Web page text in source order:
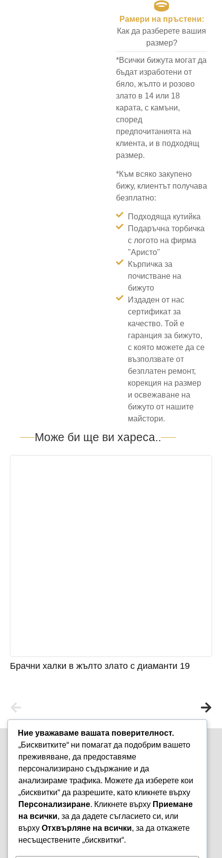
Рамери на пръстени:
Как да разберете вашия
размер?
*Всички бижута могат да
бъдат изработени от
бяло, жълто и розово
злато в 14 или 18
карата, с камъни,
според
предпочитанията на
клиента, и в подходящ
размер.
*Към всяко закупено
бижу, клиентът получава
безплатно:
Подходяща кутийка
Подаръчна торбичка
с логото на фирма
"Аристо"
Кърпичка за
почистване на
бижуто
Издаден от нас
сертификат за
качество. Той е
гаранция за бижуто,
с която можете да се
възползвате от
безплатен ремонт,
корекция на размер
и освежаване на
бижуто от нашите
майстори.
Може би ще ви хареса..
Брачни халки в жълто злато с диаманти 19
Варна, бул. „Княз Борис I-ви“ 47
+359 899 980 729
aristostore@abv.bg
Информация
Контакти
Политика за
Моят профил
Профил
Поръчки
Ние уважаваме вашата поверителност.
„Бисквитките“ ни помагат да подобрим вашето
преживяване, да предоставяме
персонализирано съдържание и да
анализираме трафика. Можете да изберете кои
„бисквитки“ да разрешите, като кликнете върху
Персонализиране. Кликнете върху Приемане
на всички, за да дадете съгласието си, или
върху Отхвърляне на всички, за да откажете
несъществените „бисквитки“.